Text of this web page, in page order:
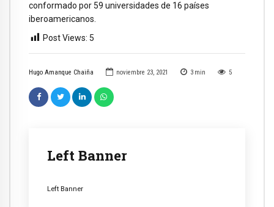
Hugo Amanque Chaiña noviembre 23, 2021 3 min 5
Left Banner
Left Banner
conformado por 59 universidades de 16 países
iberoamericanos.
Post Views: 5